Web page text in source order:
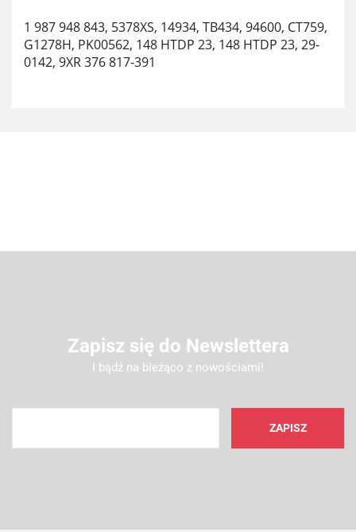
1 987 948 843, 5378XS, 14934, TB434, 94600, CT759,
G1278H, PK00562, 148 HTDP 23, 148 HTDP 23, 29-
0142, 9XR 376 817-391
Zapisz się do Newslettera
I bądź na bieżąco z nowościami!